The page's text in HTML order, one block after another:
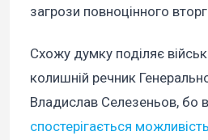
загрози повноцінного
Схожу думку поділяє
колишній речник
Владислав Селезеньов, бо
спостерігається можливість